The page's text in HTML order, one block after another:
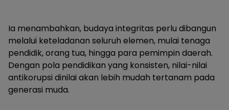
Ia menambahkan, budaya integritas perlu dibangun
melalui keteladanan seluruh elemen, mulai tenaga
pendidik, orang tua, hingga para pemimpin daerah.
Dengan pola pendidikan yang konsisten, nilai-nilai
antikorupsi dinilai akan lebih mudah tertanam pada
generasi muda.